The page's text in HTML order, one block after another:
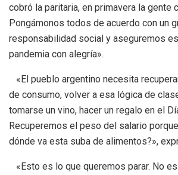
cobró la paritaria, en primavera la gente
Pongámonos todos de acuerdo con un
responsabilidad social y aseguremos
pandemia con alegría».
«El pueblo argentino necesita
de consumo, volver a esa lógica de
tomarse un vino, hacer un regalo en el
Recuperemos el peso del salario
dónde va esta suba de alimentos?»,
«Esto es lo que queremos parar. No